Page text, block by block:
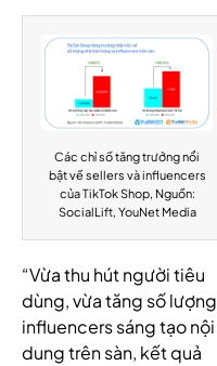
Các chỉ số tăng trưởng nổi
bật về sellers và influencers
của TikTok Shop, Nguồn:
SocialLift, YouNet Media
“Vừa thu hút người tiêu
dùng, vừa tăng số lượng
influencers sáng tạo nội
dung trên sàn, kết quả